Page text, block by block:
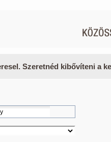
Szeretnéd kibővíteni a